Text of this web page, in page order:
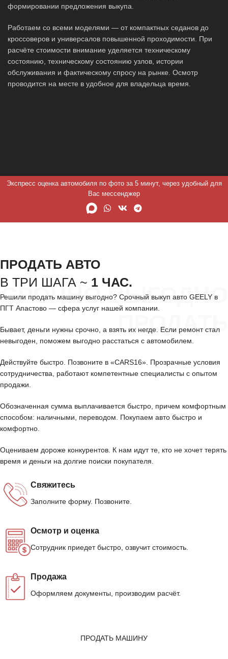
формировании предложения выкупа.
Работаем со всеми моделями — от компактных седанов до
кроссоверов и универсалов повышенной проходимости. При
расчёте стоимости внимание уделяется техническому
состоянию, техническому состоянию узлов, истории
обслуживания и фактическому спросу на рынке. Осмотр
проводится на месте в удобное для владельца время.
Экспресс оценка автомобиля по фото за 5 минут, через удобный для
Вас мессенджер
СРОЧНО ВЫГОДНО
ПРОДАТЬ
ПРОДАТЬ АВТО
В ТРИ ШАГА ~ 1 ЧАС.
Решили продать машину выгодно? Срочный выкуп авто GEELY в
ПГТ Апастово — сфера услуг нашей компании.
Бывает, деньги нужны срочно, а взять их негде. Если ремонт стал
невыгоден, поможем выгодно расстаться с автомобилем.
Действуйте быстро. Позвоните в «CARS16». Прозрачные условия
сотрудничества, работают компетентные специалисты с опытом
продажи.
Обозначенная сумма выплачивается быстро, причем комфортным
способом: наличными, переводом. Покупаем авто быстро и
комфортно.
Оцениваем дороже конкурентов. К нам идут те, кто не хочет терять
время и деньги на долгие поиски покупателя.
Свяжитесь
Заполните форму. Позвоните.
Осмотр и оценка
Сотрудник приедет быстро, озвучит стоимость.
Продажа
Оформляем документы, производим расчёт.
ПРОДАТЬ МАШИНУ